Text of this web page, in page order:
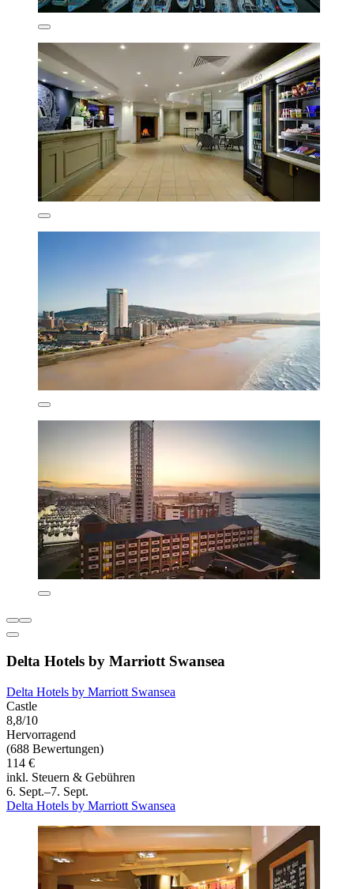
Delta Hotels by Marriott Swansea
Delta Hotels by Marriott Swansea
Castle
8,8/10
Hervorragend
(688 Bewertungen)
114 €
inkl. Steuern & Gebühren
6. Sept.–7. Sept.
Delta Hotels by Marriott Swansea